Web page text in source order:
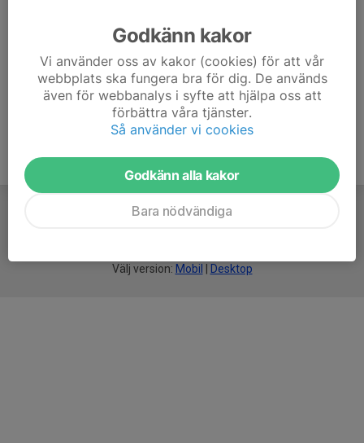
Välj version: Mobil Desktop
Godkänn kakor
Vi använder oss av kakor (cookies) för att vår
webbplats ska fungera bra för dig. De används
även för webbanalys i syfte att hjälpa oss att
förbättra våra tjänster.
Så använder vi cookies
Godkänn alla kakor
Bara nödvändiga